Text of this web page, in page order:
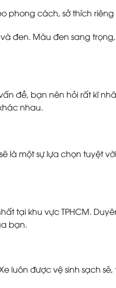
phong cách, sở thích
đen. Màu đen sang
đề, bạn nên hỏi rất kĩ
nhau.
là một sự lựa chọn tuyệt
tại khu vực TPHCM.
bạn.
luôn được vệ sinh sạch